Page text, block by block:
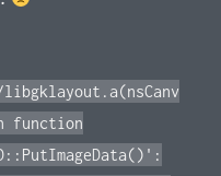
function